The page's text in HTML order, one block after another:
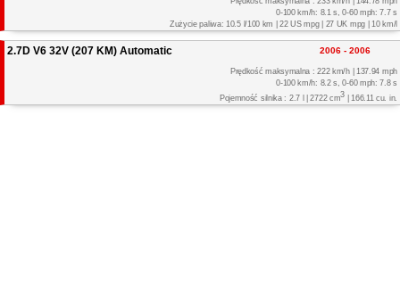
0-100 km/h: 8.1 s, 0-60 mph: 7.7 s
Zużycie paliwa: 10.5 l/100 km | 22 US mpg | 27 UK mpg | 10 km/l
2.7D V6 32V (207 KM) Automatic 2006 - 2006
Prędkość maksymalna : 222 km/h | 137.94 mph
0-100 km/h: 8.2 s, 0-60 mph: 7.8 s
Pojemność silnika : 2.7 l | 2722 cm3 | 166.11 cu. in.